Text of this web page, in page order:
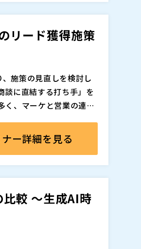
があります。
リード獲得施策
施策の見直しを検討し
談に直結する打ち手」を
く、マーケと営業の連携
」「majisemi.co
ご確認ください。
施策は、商談の質や受注
本セッションでは、マ
ます。失注の連鎖を断
ります。各部門が「リ
ー詳細を見る
比較 ～生成AI時